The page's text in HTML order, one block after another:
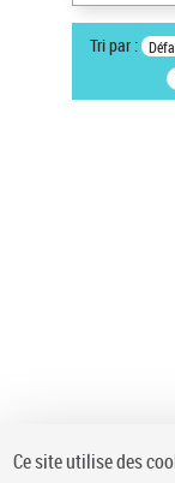
Type de
Tri par :
Ce site utilise des